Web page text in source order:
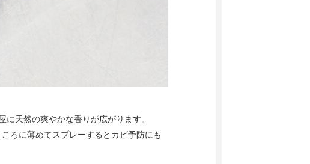
天然の爽やかな香りが広がります。
ろに薄めてスプレーするとカビ予防にも